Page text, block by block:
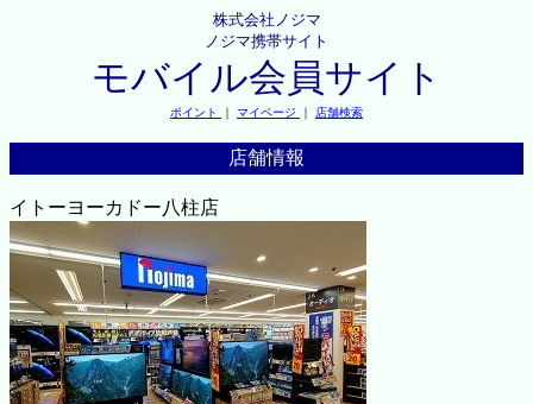
株式会社ノジマ
ノジマ携帯サイト
モバイル会員サイト
ポイント ｜ マイページ ｜ 店舗検索
店舗情報
イトーヨーカドー八柱店